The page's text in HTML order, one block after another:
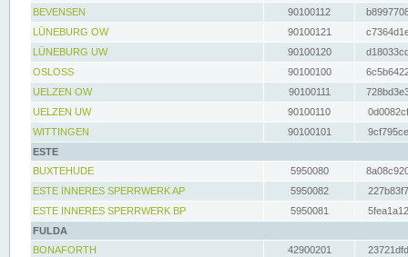
BEVENSEN
90100112
LÜNEBURG OW
90100121
LÜNEBURG UW
90100120
OSLOSS
90100100
UELZEN OW
90100111
UELZEN UW
90100110
WITTINGEN
90100101
ESTE
BUXTEHUDE
5950080
ESTE INNERES SPERRWERK AP
5950082
ESTE INNERES SPERRWERK BP
5950081
FULDA
BONAFORTH
42900201